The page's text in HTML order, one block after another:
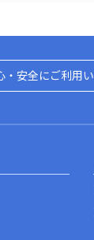
・安全にご利用